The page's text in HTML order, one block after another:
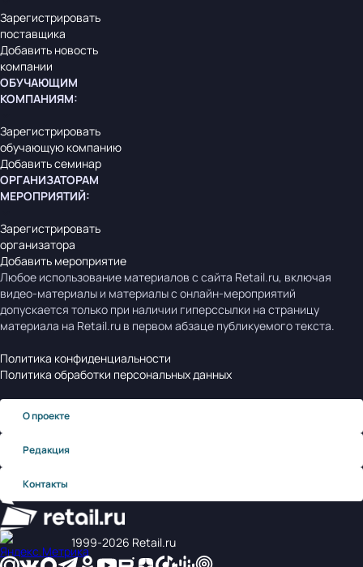
Зарегистрировать
поставщика
Добавить новость
компании
ОБУЧАЮЩИМ
КОМПАНИЯМ:
Зарегистрировать
обучающую компанию
Добавить семинар
ОРГАНИЗАТОРАМ
МЕРОПРИЯТИЙ:
Зарегистрировать
организатора
Добавить мероприятие
Любое использование материалов с сайта Retail.ru, включая
видео-материалы и материалы с онлайн-мероприятий
допускается только при наличии гиперссылки на страницу
материала на Retail.ru в первом абзаце публикуемого текста.
Политика конфиденциальности
Политика обработки персональных данных
О проекте
Редакция
Контакты
1999‑2026 Retail.ru